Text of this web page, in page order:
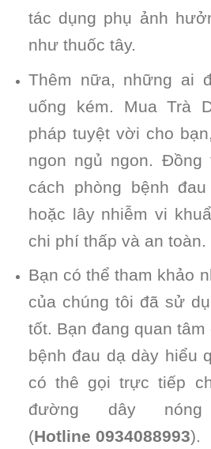
tác dụng phụ ảnh
như thuốc tây.
Thêm nữa, những ai
uống kém. Mua Trà
pháp tuyệt vời cho
ngon ngủ ngon.
cách phòng bệnh
hoặc lây nhiễm vi
chi phí thấp và an toàn.
Bạn có thể tham khảo
của chúng tôi đã sử
tốt. Bạn đang quan
bệnh đau dạ dày hiểu
có thê gọi trực tiếp
đường dây
(Hotline 0934088993).